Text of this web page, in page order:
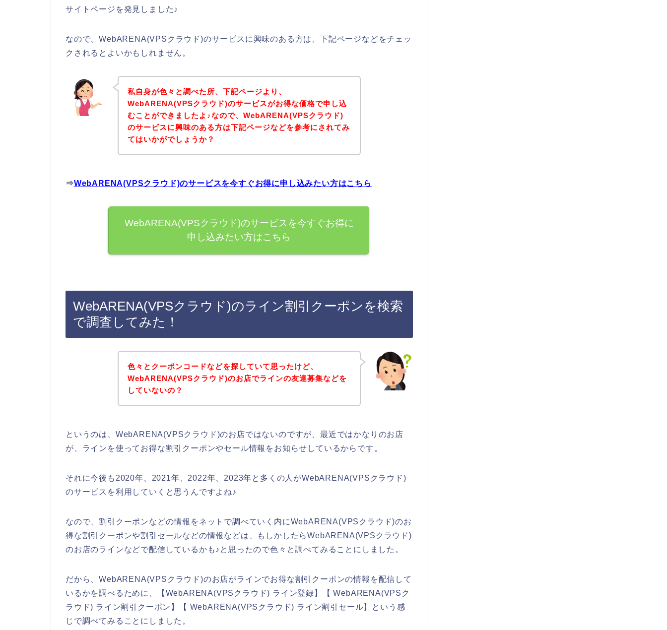
サイトページを発見しました♪
なので、WebARENA(VPSクラウド)のサービスに興味のある方は、下記ページなどをチェッ
クされるとよいかもしれません。
私自身が色々と調べた所、下記ページより、
WebARENA(VPSクラウド)のサービスがお得な価格で申し込
むことができましたよ♪なので、WebARENA(VPSクラウド)
のサービスに興味のある方は下記ページなどを参考にされてみ
てはいかがでしょうか？
⇒WebARENA(VPSクラウド)のサービスを今すぐお得に申し込みたい方はこちら
WebARENA(VPSクラウド)のサービスを今すぐお得に
申し込みたい方はこちら
WebARENA(VPSクラウド)のライン割引クーポンを検索
で調査してみた！
色々とクーポンコードなどを探していて思ったけど、
WebARENA(VPSクラウド)のお店でラインの友達募集などを
していないの？
というのは、WebARENA(VPSクラウド)のお店ではないのですが、最近ではかなりのお店
が、ラインを使ってお得な割引クーポンやセール情報をお知らせしているからです。
それに今後も2020年、2021年、2022年、2023年と多くの人がWebARENA(VPSクラウド)
のサービスを利用していくと思うんですよね♪
なので、割引クーポンなどの情報をネットで調べていく内にWebARENA(VPSクラウド)のお
得な割引クーポンや割引セールなどの情報などは、もしかしたらWebARENA(VPSクラウド)
のお店のラインなどで配信しているかも♪と思ったので色々と調べてみることにしました。
だから、WebARENA(VPSクラウド)のお店がラインでお得な割引クーポンの情報を配信して
いるかを調べるために、【WebARENA(VPSクラウド) ライン登録】【 WebARENA(VPSク
ラウド) ライン割引クーポン】【 WebARENA(VPSクラウド) ライン割引セール】という感
じで調べてみることにしました。